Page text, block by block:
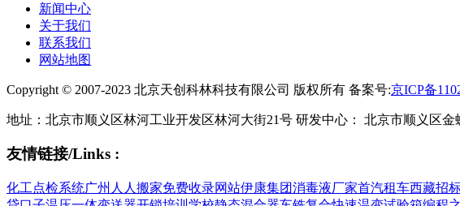
新闻中心
关于我们
联系我们
网站地图
Copyright © 2007-2023 北京天创科林科技有限公司 版权所有 备案号:京ICP备
地址：北京市顺义区林河工业开发区林河大街21号 研发中心： 北京市顺义区
友情链接/Links :
化工点检系统广州人人搬家免费收录网站伊康集团消毒液厂家首汽租车西藏招